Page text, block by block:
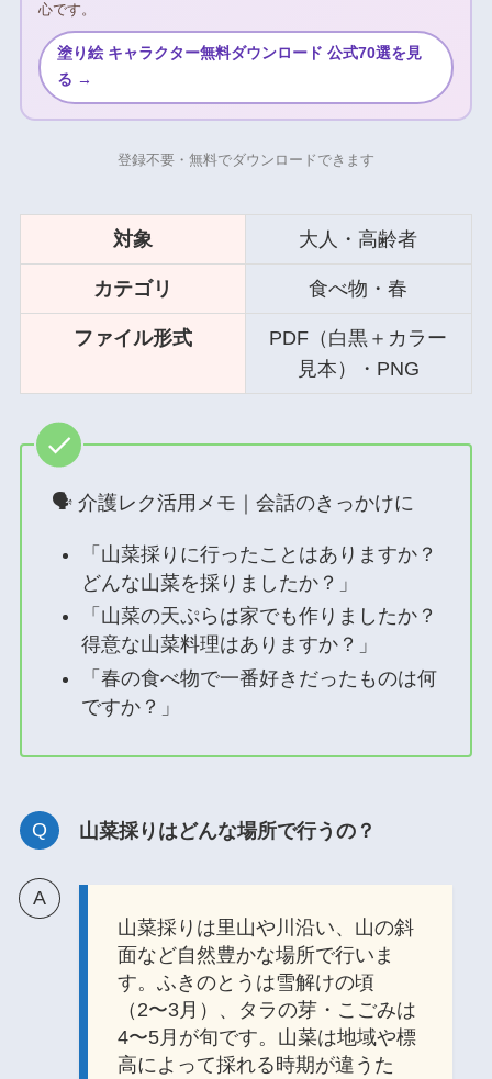
心です。
塗り絵 キャラクター無料ダウンロード 公式70選を見
る →
登録不要・無料でダウンロードできます
対象 大人・高齢者
カテゴリ 食べ物・春
ファイル形式
PDF（白黒＋カラー
見本）・PNG
🗣 介護レク活用メモ｜会話のきっかけに
「山菜採りに行ったことはありますか？
どんな山菜を採りましたか？」
「山菜の天ぷらは家でも作りましたか？
得意な山菜料理はありますか？」
「春の食べ物で一番好きだったものは何
ですか？」
山菜採りはどんな場所で行うの？
山菜採りは里山や川沿い、山の斜
面など自然豊かな場所で行いま
す。ふきのとうは雪解けの頃
（2〜3月）、タラの芽・こごみは
4〜5月が旬です。山菜は地域や標
高によって採れる時期が違うた